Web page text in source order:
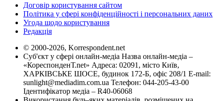
Договір користування сайтом
Політика у сфері конфіденційності і персональних даних
Угода щодо користування
Редакція
© 2000-2026, Korrespondent.net
Суб'єкт у сфері онлайн-медіа Назва онлайн-медіа –
«КореспонденТ.net» Адреса: 02091, місто Київ,
ХАРКІВСЬКЕ ШОСЕ, будинок 172-Б, офіс 208/1 E-mail:
sunlight@mediadim.com.ua Телефон: 044-205-43-00
Ідентифікатор медіа – R40-06068